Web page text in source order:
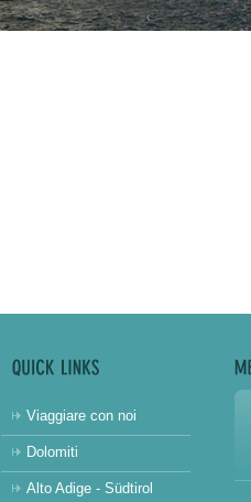
Viaggiare con noi
Dolomiti
Alto Adige - Südtirol